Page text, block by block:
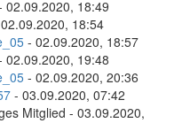
02.09.2020, 18:49
18:54
- 02.09.2020, 18:57
02.09.2020, 19:48
- 02.09.2020, 20:36
- 03.09.2020, 07:42
Mitglied - 03.09.2020,